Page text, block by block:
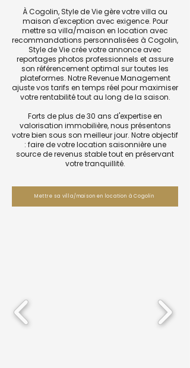
À Cogolin, Style de Vie gère votre villa ou
maison d'exception avec exigence. Pour
mettre sa villa/maison en location avec
recommandations personnalisées à Cogolin,
Style de Vie crée votre annonce avec
reportages photos professionnels et assure
son référencement optimal sur toutes les
plateformes. Notre Revenue Management
ajuste vos tarifs en temps réel pour maximiser
votre rentabilité tout au long de la saison.
Forts de plus de 30 ans d'expertise en
valorisation immobilière, nous présentons
votre bien sous son meilleur jour. Notre objectif
: faire de votre location saisonnière une
source de revenus stable tout en préservant
votre tranquillité.
Mettre sa villa/maison en location à Cogolin